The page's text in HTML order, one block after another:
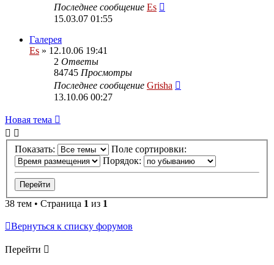
Последнее сообщение Es
15.03.07 01:55
Галерея
Es » 12.10.06 19:41
2 Ответы
84745 Просмотры
Последнее сообщение Grisha
13.10.06 00:27
Новая тема
Показать:
Поле сортировки:
Порядок:
38 тем • Страница 1 из 1
Вернуться к списку форумов
Перейти